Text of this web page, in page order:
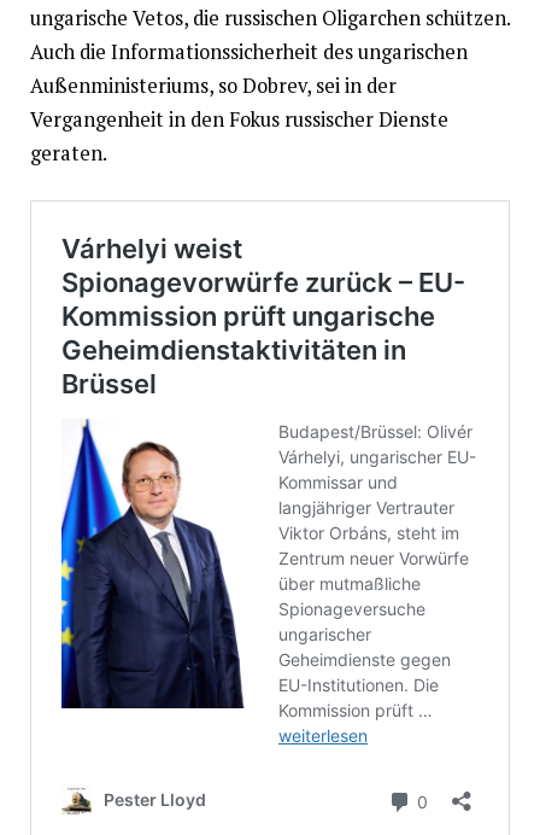
ungarische Vetos, die russischen Oligarchen schützen.
Auch die Informationssicherheit des ungarischen
Außenministeriums, so Dobrev, sei in der
Vergangenheit in den Fokus russischer Dienste
geraten.